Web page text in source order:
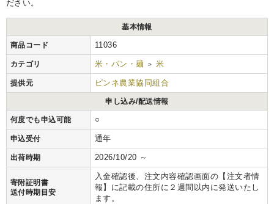
ださい。
基本情報
商品コード 11036
カテゴリ 米・パン・麺 > 米
提供元 ピンネ農業協同組合
申し込み/配送情報
何度でも申込可能 ○
申込受付 通年
出荷時期 2026/10/20 ～
寄附証明書
送付時期目安
入金確認後、注文内容確認画面の【注文者情
報】に記載の住所に２週間以内に発送いたし
ます。